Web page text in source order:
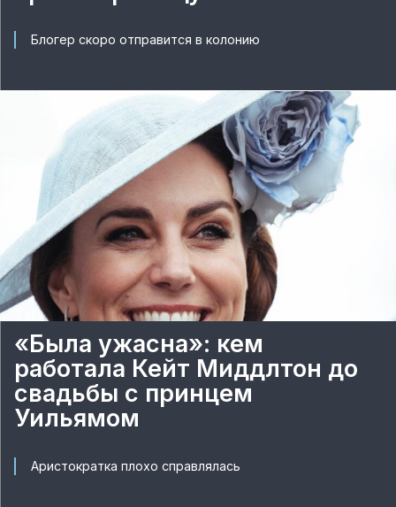
Блогер скоро отправится в колонию
«Была ужасна»: кем
работала Кейт Миддлтон до
свадьбы с принцем
Уильямом
Аристократка плохо справлялась